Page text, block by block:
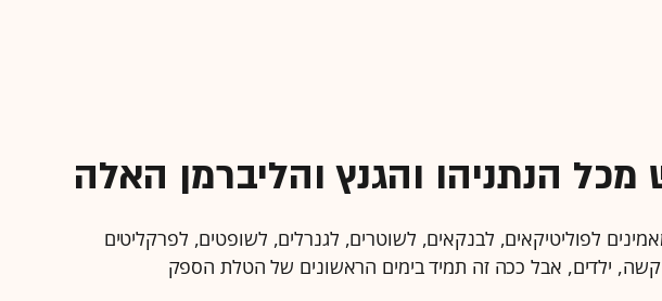
הנתניהו והגנץ והליברמן האלה
לפוליטיקאים, לבנקאים, לשוטרים, לגנרלים, לשופטים, לפרקליטים
קשה, ילדים, אבל ככה זה תמיד בימים הראשונים של הטלת הספק